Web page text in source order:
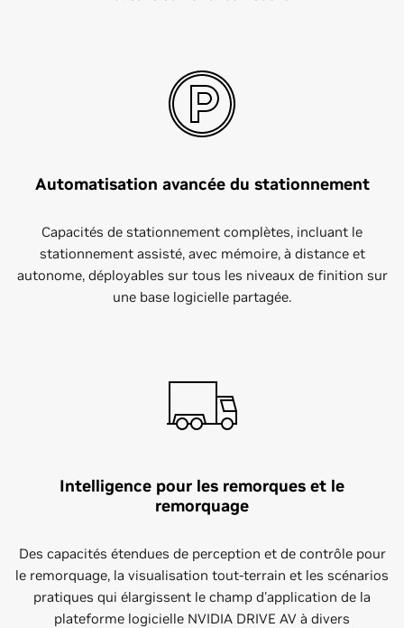
Automatisation avancée du stationnement
Capacités de stationnement complètes, incluant le
stationnement assisté, avec mémoire, à distance et
autonome, déployables sur tous les niveaux de finition sur
une base logicielle partagée.
Intelligence pour les remorques et le
remorquage
Des capacités étendues de perception et de contrôle pour
le remorquage, la visualisation tout-terrain et les scénarios
pratiques qui élargissent le champ d'application de la
plateforme logicielle NVIDIA DRIVE AV à divers